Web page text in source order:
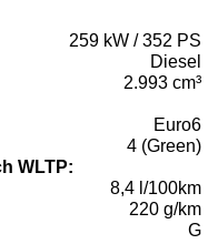
259 kW / 352 PS
Diesel
2.993 cm³
Euro6
4 (Green)
WLTP:
8,4 l/100km
220 g/km
G